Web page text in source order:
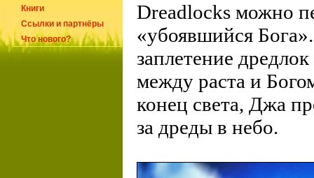
Книги
Ссылки и партнёры
Что нового?
Dreadlocks можно
«убоявшийся
заплетение
между раста и
конец света, Джа
за дреды в небо.